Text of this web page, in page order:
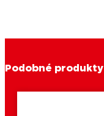
Podobné produkty